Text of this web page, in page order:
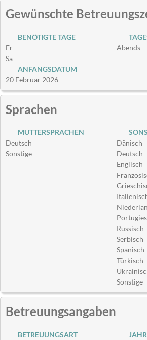
Gewünschte
BENÖTIGTE TAGE
Fr
Sa
Abends
ANFANGSDATUM
20 Februar 2026
Sprachen
MUTTERSPRACHEN
Deutsch
Sonstige
Dänisch
Deutsch
Englisch
Russisch
Serbisch
Spanisch
Türkisch
Sonstige
Betreuungsangaben
BETREUUNGSART